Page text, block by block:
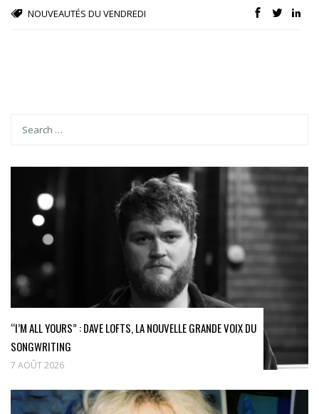
NOUVEAUTÉS DU VENDREDI
“I’M ALL YOURS” : DAVE LOFTS, LA NOUVELLE GRANDE VOIX DU
SONGWRITING
7 AOÛT 2026